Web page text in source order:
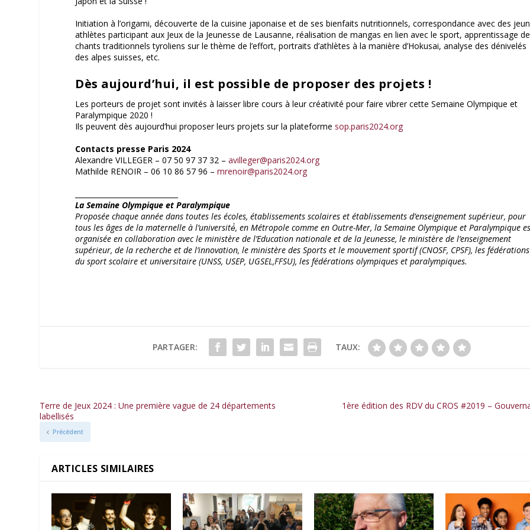
Initiation à l’origami, découverte de la cuisine japonaise et de ses bienfaits nutritionnels, correspondance avec des
athlètes participant aux Jeux de la Jeunesse de Lausanne, réalisation de mangas en lien avec le sport, apprentissage de
chants traditionnels tyroliens sur le thème de l’effort, portraits d’athlètes à la manière d’Hokusai, analyse des dénivelés
des alpes suisses, etc.
Dès aujourd’hui, il est possible de proposer des projets !
Les porteurs de projet sont invités à laisser libre cours à leur créativité pour faire vibrer cette Semaine Olympique et
Paralympique 2020 !
Ils peuvent dès aujourd’hui proposer leurs projets sur la plateforme sop.paris2024.org
Contacts presse Paris 2024
Alexandre VILLEGER – 07 50 97 37 32 –avilleger@paris2024.org
Mathilde RENOIR – 06 10 86 57 96 –mrenoir@paris2024.org
La Semaine Olympique et Paralympique
Proposée chaque année dans toutes les écoles, établissements scolaires et établissements d’enseignement supérieur, pour
tous les âges de la maternelle à l’université́, en Métropole comme en Outre-Mer, la Semaine Olympique et Paralympique
organisée en collaboration avec le ministère de l’Education nationale et de la Jeunesse, le ministère de l’enseignement
supérieur, de la recherche et de l’innovation, le ministère des Sports et le mouvement sportif (CNOSF, CPSF), les fédérations
du sport scolaire et universitaire (UNSS, USEP, UGSEL,FFSU), les fédérations olympiques et paralympiques.
PARTAGER: TAUX:
Terre de Jeux 2024 : Une première vague de 24 départements
labellisés
Précédent
1ère édition des RDV du CROS #2019 –
ARTICLES SIMILAIRES